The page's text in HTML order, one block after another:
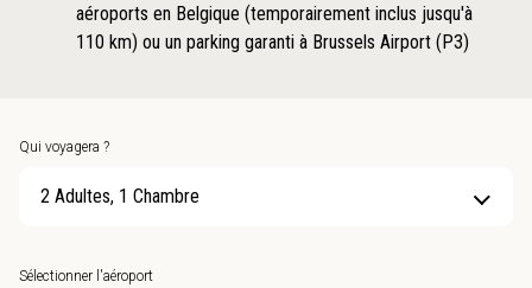
aéroports en Belgique (temporairement inclus jusqu'à
110 km) ou un parking garanti à Brussels Airport (P3)
Qui voyagera ?
2 Adultes, 1 Chambre
Sélectionner l'aéroport